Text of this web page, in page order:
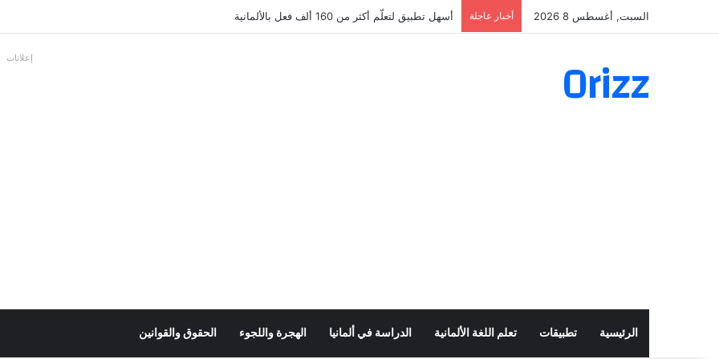
السبت, أغسطس 8 2026 أخبار عاجلة أسهل تطبيق لتعلّم أكثر من 160 ألف فعل بالألمانية
Orizz إعلانات
الرئيسية تطبيقات تعلم اللغة الألمانية الدراسة في ألمانيا الهجرة واللجوء الحقوق والقوانين